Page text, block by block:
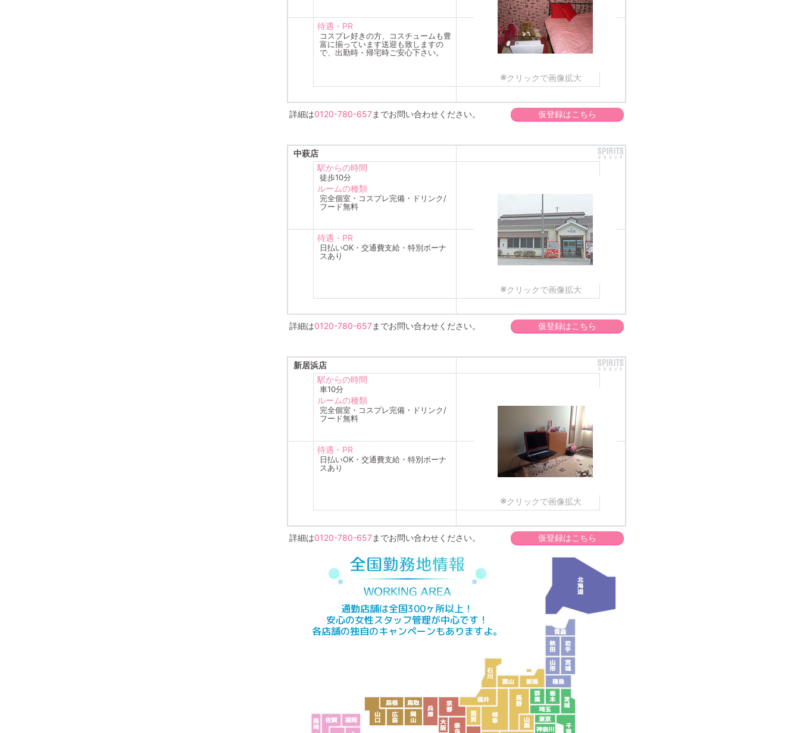
待遇・PR
コスプレ好きの方、コスチュームも豊
富に揃っています送迎も致しますの
で、出勤時・帰宅時ご安心下さい。
※クリックで画像拡大
詳細は0120-780-657までお問い合わせください。 仮登録はこちら
中萩店
駅からの時間
徒歩10分
ルームの種類
完全個室・コスプレ完備・ドリンク/
フード無料
待遇・PR
日払いOK・交通費支給・特別ボーナ
スあり
※クリックで画像拡大
詳細は0120-780-657までお問い合わせください。 仮登録はこちら
新居浜店
駅からの時間
車10分
ルームの種類
完全個室・コスプレ完備・ドリンク/
フード無料
待遇・PR
日払いOK・交通費支給・特別ボーナ
スあり
※クリックで画像拡大
詳細は0120-780-657までお問い合わせください。 仮登録はこちら
通勤店舗は全国300ヶ所以上！
安心の女性スタッフ管理が中心です！
各店舗の独自のキャンペーンもありますよ。